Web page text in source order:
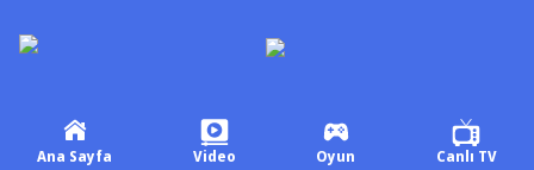
Ana Sayfa Video Oyun Canlı TV